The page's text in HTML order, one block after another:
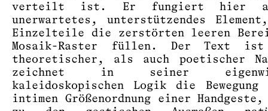
verteilt ist. Er fungiert hier
unerwartetes, unterstützendes
Einzelteile die zerstörten leeren
Mosaik-Raster füllen. Der Text ist
theoretischer, als auch poetischer
zeichnet in seiner
kaleidoskopischen Logik die Bewegung
intimen Größenordnung einer